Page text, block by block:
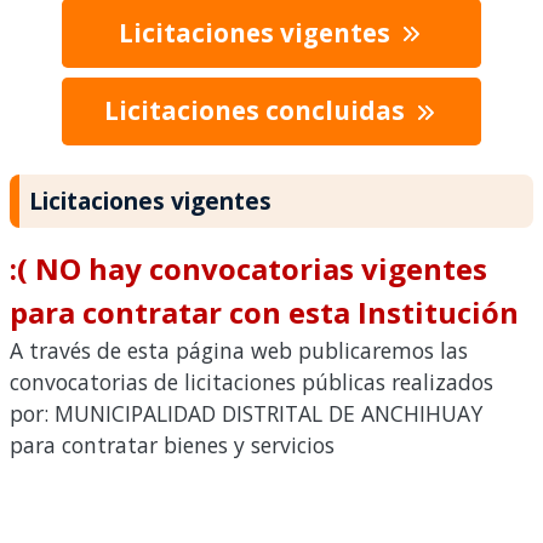
Licitaciones vigentes
Licitaciones concluidas
Licitaciones vigentes
:( NO hay convocatorias vigentes
para contratar con esta Institución
A través de esta página web publicaremos las
convocatorias de licitaciones públicas realizados
por: MUNICIPALIDAD DISTRITAL DE ANCHIHUAY
para contratar bienes y servicios